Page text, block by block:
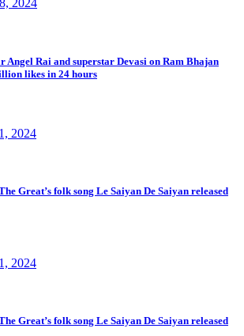
2024
Angel Rai and superstar Devasi on Ram Bhajan
likes in 24 hours
2024
Great’s folk song Le Saiyan De Saiyan released
2024
Great’s folk song Le Saiyan De Saiyan released